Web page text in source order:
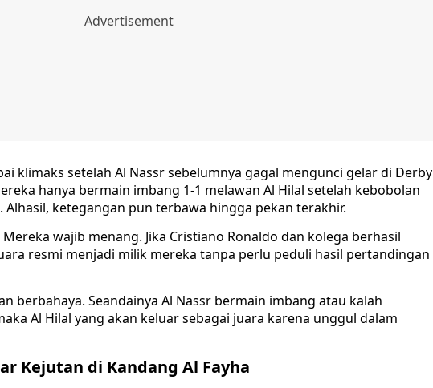
klimaks setelah Al Nassr sebelumnya gagal mengunci gelar di Derby
hanya bermain imbang 1-1 melawan Al Hilal setelah kebobolan
ketegangan pun terbawa hingga pekan terakhir.
wajib menang. Jika Cristiano Ronaldo dan kolega berhasil
resmi menjadi milik mereka tanpa perlu peduli hasil pertandingan
berbahaya. Seandainya Al Nassr bermain imbang atau kalah
Al Hilal yang akan keluar sebagai juara karena unggul dalam
Kejutan di Kandang Al Fayha